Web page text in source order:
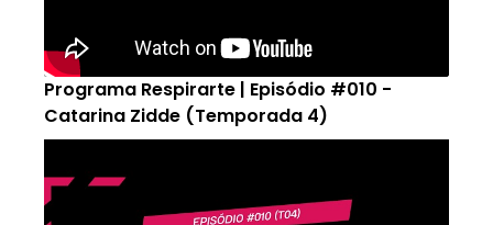
Programa Respirarte | Episódio #010 -
Catarina Zidde (Temporada 4)